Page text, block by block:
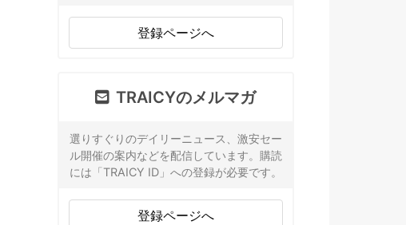
登録ページへ
TRAICYのメルマガ
選りすぐりのデイリーニュース、激安セー
ル開催の案内などを配信しています。購読
には「TRAICY ID」への登録が必要です。
登録ページへ